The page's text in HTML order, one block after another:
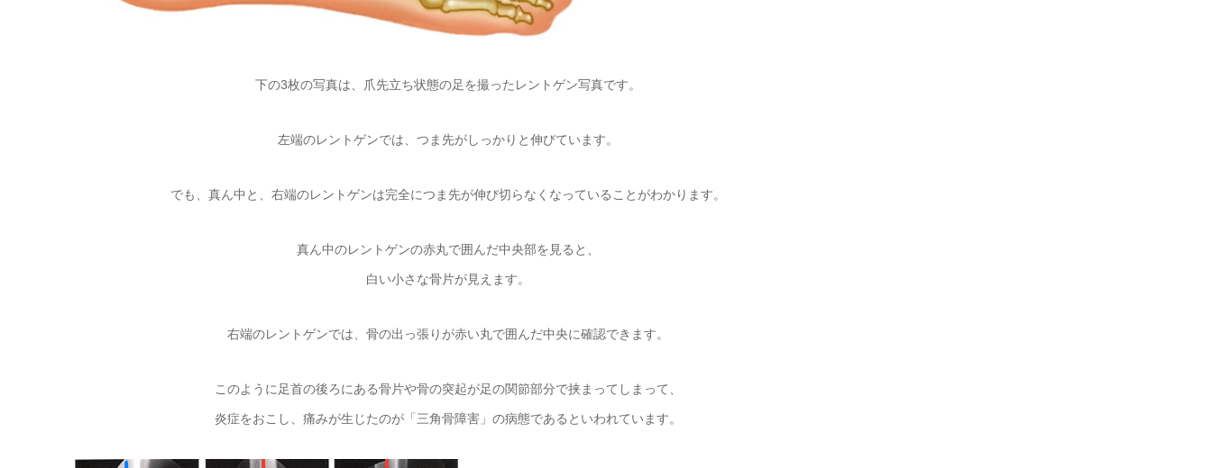
下の3枚の写真は、爪先立ち状態の足を撮ったレントゲン写真です。
左端のレントゲンでは、つま先がしっかりと伸びています。
でも、真ん中と、右端のレントゲンは完全につま先が伸び切らなくなっていることがわかります。
真ん中のレントゲンの赤丸で囲んだ中央部を見ると、
白い小さな骨片が見えます。
右端のレントゲンでは、骨の出っ張りが赤い丸で囲んだ中央に確認できます。
このように足首の後ろにある骨片や骨の突起が足の関節部分で挟まってしまって、
炎症をおこし、痛みが生じたのが「三角骨障害」の病態であるといわれています。